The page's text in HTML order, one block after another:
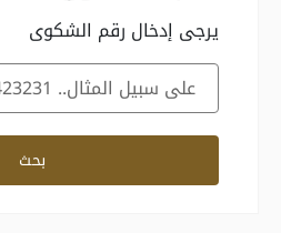
يرجى إدخال رقم الشكوى
ليس لديك صلاحية الوصول إلى
رقم القضية الذي تم إدخاله غير
بحث